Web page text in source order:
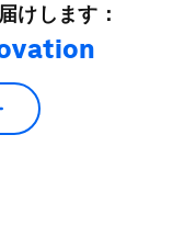
けします：